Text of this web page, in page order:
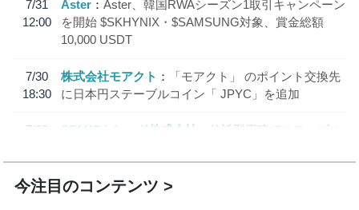
7/31
12:00
Aster
Aster、韓国RWAシーズン1取引キャンペーン
を開始 $SKHYNIX・$SAMSUNG対象、賞金総額
10,000 USDT
7/30
18:30
株式会社モアクト
「モアクト」 のポイント交換先
に日本円ステーブルコイン「 JPYC」を追加
7/29
SBI VCトレード株式会社
信託型円建てステーブル
今注目のコンテンツ